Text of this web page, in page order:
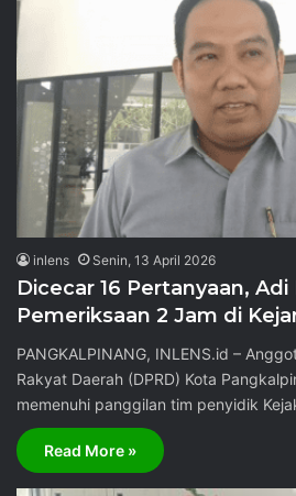
inlens Senin, 13 April 2026
Dicecar 16 Pertanyaan,
Pemeriksaan 2 Jam di
PANGKALPINANG, INLENS.id –
Rakyat Daerah (DPRD) Kota
memenuhi panggilan tim penyidik
Read More »